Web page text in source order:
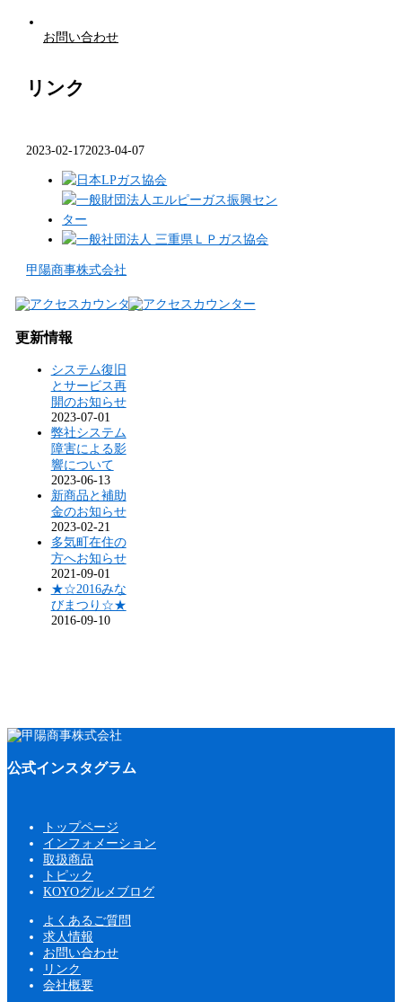
お問い合わせ
リンク
2023-02-172023-04-07
甲陽商事株式会社
更新情報
システム復旧
とサービス再
開のお知らせ
2023-07-01
弊社システム
障害による影
響について
2023-06-13
新商品と補助
金のお知らせ
2023-02-21
多気町在住の
方へお知らせ
2021-09-01
★☆2016みな
びまつり☆★
2016-09-10
公式インスタグラム
トップページ
インフォメーション
取扱商品
トピック
KOYOグルメブログ
よくあるご質問
求人情報
お問い合わせ
リンク
会社概要